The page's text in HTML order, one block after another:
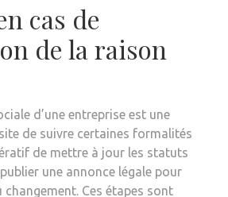
cas de
de la raison
d’une entreprise est une
de suivre certaines formalités
de mettre à jour les statuts
une annonce légale pour
Ces étapes sont